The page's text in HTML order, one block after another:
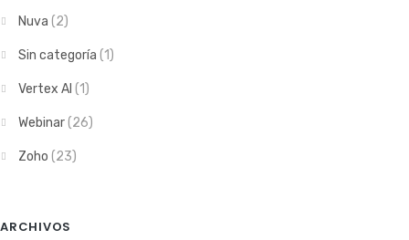
Nuva (2)
Sin categoría (1)
Vertex AI (1)
Webinar(26)
Zoho (23)
ARCHIVOS